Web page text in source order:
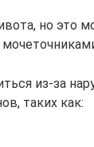
но это
из-за
таких как: